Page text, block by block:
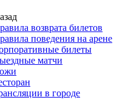
возврата билетов
поведения на арене
билеты
матчи
в городе